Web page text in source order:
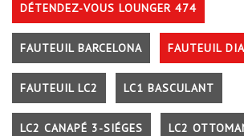
DÉTENDEZ-VOUS LOUNGER 474
FAUTEUIL BARCELONA FAUTEUIL
FAUTEUIL LC2 LC1 BASCULANT
LC2 CANAPÉ 3-SIÉGES LC2